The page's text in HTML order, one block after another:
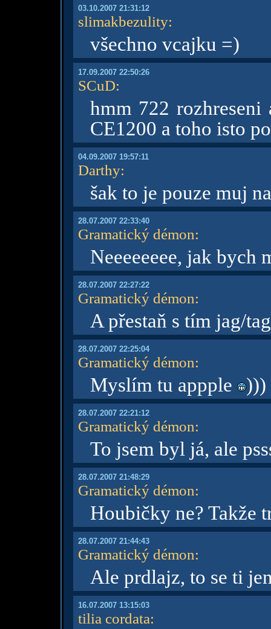
03.10.2007 21:31:12
slimakbezulity:
všechno vcajku =)
17.09.2007 22:50:26
SCuD:
hmm 722
CE1200 a toho isto
04.09.2007 19:57:11
Darthy:
šak to je pouze muj
28.07.2007 22:33:40
Gramatický démon:
Neeeeeeee, jak bych
28.07.2007 22:27:22
Gramatický démon:
A přestaň s tím jag/
28.07.2007 22:25:04
Gramatický démon:
Myslím tu appple )))
28.07.2007 22:21:12
Gramatický démon:
To jsem byl já, ale
28.07.2007 21:48:29
Gramatický démon:
Houbičky ne? Takže
28.07.2007 21:44:43
Gramatický démon:
Ale prdlajz, to se ti
16.07.2007 13:15:03
tilia cordata: